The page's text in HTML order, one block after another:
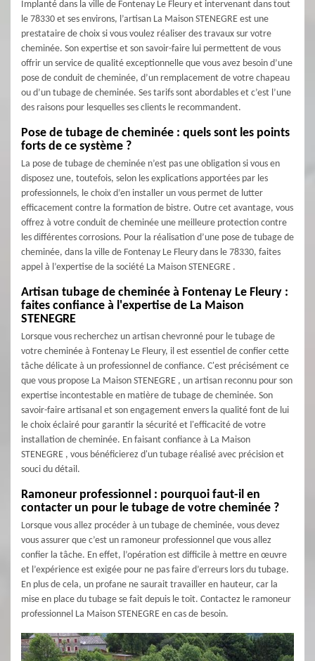
Implanté dans la ville de Fontenay Le Fleury et intervenant dans tout
le 78330 et ses environs, l’artisan La Maison STENEGRE est une
prestataire de choix si vous voulez réaliser des travaux sur votre
cheminée. Son expertise et son savoir-faire lui permettent de vous
offrir un service de qualité exceptionnelle que vous avez besoin d’une
pose de conduit de cheminée, d’un remplacement de votre chapeau
ou d’un tubage de cheminée. Ses tarifs sont abordables et c’est l’une
des raisons pour lesquelles ses clients le recommandent.
Pose de tubage de cheminée : quels sont les points
forts de ce système ?
La pose de tubage de cheminée n’est pas une obligation si vous en
disposez une, toutefois, selon les explications apportées par les
professionnels, le choix d’en installer un vous permet de lutter
efficacement contre la formation de bistre. Outre cet avantage, vous
offrez à votre conduit de cheminée une meilleure protection contre
les différentes corrosions. Pour la réalisation d’une pose de tubage de
cheminée, dans la ville de Fontenay Le Fleury dans le 78330, faites
appel à l’expertise de la société La Maison STENEGRE .
Artisan tubage de cheminée à Fontenay Le Fleury :
faites confiance à l'expertise de La Maison
STENEGRE
Lorsque vous recherchez un artisan chevronné pour le tubage de
votre cheminée à Fontenay Le Fleury, il est essentiel de confier cette
tâche délicate à un professionnel de confiance. C'est précisément ce
que vous propose La Maison STENEGRE , un artisan reconnu pour son
expertise incontestable en matière de tubage de cheminée. Son
savoir-faire artisanal et son engagement envers la qualité font de lui
le choix éclairé pour garantir la sécurité et l'efficacité de votre
installation de cheminée. En faisant confiance à La Maison
STENEGRE , vous bénéficierez d'un tubage réalisé avec précision et
souci du détail.
Ramoneur professionnel : pourquoi faut-il en
contacter un pour le tubage de votre cheminée ?
Lorsque vous allez procéder à un tubage de cheminée, vous devez
vous assurer que c’est un ramoneur professionnel que vous allez
confier la tâche. En effet, l’opération est difficile à mettre en œuvre
et l’expérience est exigée pour ne pas faire d’erreurs lors du tubage.
En plus de cela, un profane ne saurait travailler en hauteur, car la
mise en place du tubage se fait depuis le toit. Contactez le ramoneur
professionnel La Maison STENEGRE en cas de besoin.